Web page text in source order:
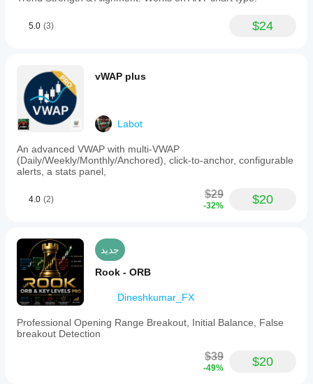
5.0 (3) $24
vWAP plus
Labot
An advanced VWAP with multi-VWAP
(Daily/Weekly/Monthly/Anchored), click-to-anchor, configurable
alerts, a stats panel,
4.0 (2) $29
-32% $20
جديد
Rook - ORB
Dineshkumar_FX
Professional Opening Range Breakout, Initial Balance, False
breakout Detection
$39
-49% $20